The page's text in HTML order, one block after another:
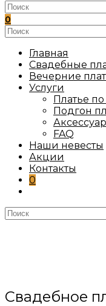
ПО
ВЕБ-
САЙТУ
0
Поиск
на
сайтеГлавная
Свадебные
Вечерние
Услуги
Платье
Подгон
FAQ
Наши невесты
Акции
Контакты
0
по
Свадебное